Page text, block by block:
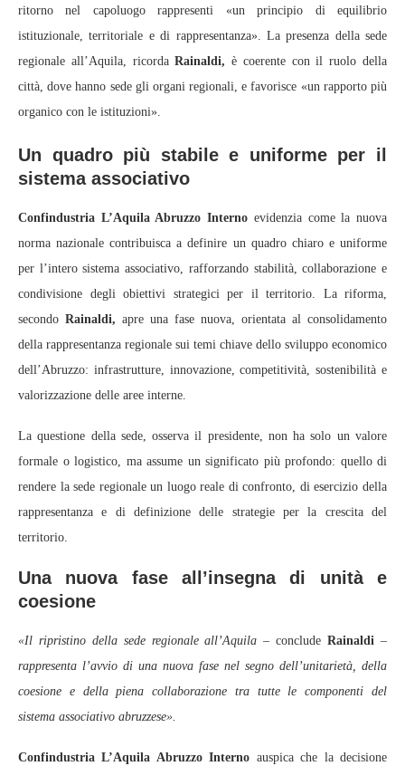
ritorno nel capoluogo rappresenti «un principio di equilibrio
istituzionale, territoriale e di rappresentanza». La presenza della sede
regionale all’Aquila, ricordaRainaldi, è coerente con il ruolo della
città, dove hanno sede gli organi regionali, e favorisce «un rapporto più
organico con le istituzioni».
Un quadro più stabile e uniforme per il
sistema associativo
Confindustria L’Aquila Abruzzo Interno evidenzia come la nuova
norma nazionale contribuisca a definire un quadro chiaro e uniforme
per l’intero sistema associativo, rafforzando stabilità, collaborazione e
condivisione degli obiettivi strategici per il territorio. La riforma,
secondo Rainaldi, apre una fase nuova, orientata al consolidamento
della rappresentanza regionale sui temi chiave dello sviluppo economico
dell’Abruzzo: infrastrutture, innovazione, competitività, sostenibilità e
valorizzazione delle aree interne.
La questione della sede, osserva il presidente, non ha solo un valore
formale o logistico, ma assume un significato più profondo: quello di
rendere la sede regionale un luogo reale di confronto, di esercizio della
rappresentanza e di definizione delle strategie per la crescita del
territorio.
Una nuova fase all’insegna di unità e
coesione
«Il ripristino della sede regionale all’Aquila – concludeRainaldi –
rappresenta l’avvio di una nuova fase nel segno dell’unitarietà, della
coesione e della piena collaborazione tra tutte le componenti del
sistema associativo abruzzese».
Confindustria L’Aquila Abruzzo Interno auspica che la decisione